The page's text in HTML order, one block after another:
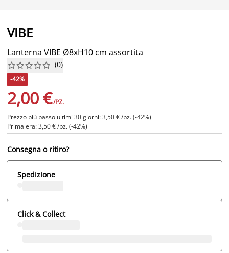
VIBE
Lanterna VIBE Ø8xH10 cm assortita





 (0)
-42%
2,00 €/PZ.
Prezzo più basso ultimi 30 giorni: 3,50 € /pz. (-42%)
Prima era: 3,50 € /pz. (-42%)
Consegna o ritiro?
Spedizione
Click & Collect